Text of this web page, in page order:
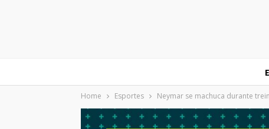
Home Esportes Neymar se machuca durante